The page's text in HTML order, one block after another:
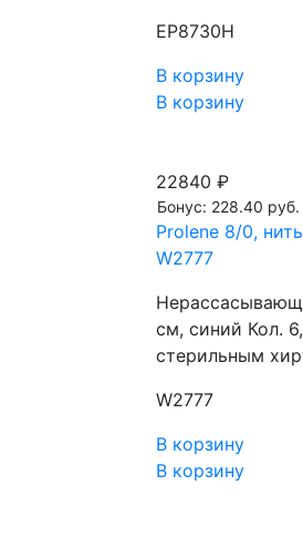
EP8730H
В корзину
В корзину
22840 ₽
Бонус: 228.40 руб.
Prolene 8/0,
W2777
см, синий Кол.
стерильным
W2777
В корзину
В корзину